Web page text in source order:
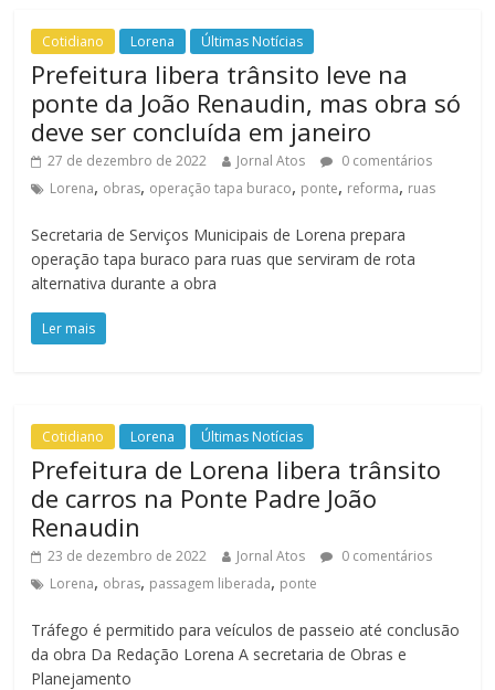
Cotidiano Lorena Últimas Notícias
Prefeitura libera trânsito leve na
ponte da João Renaudin, mas obra só
deve ser concluída em janeiro
27 de dezembro de 2022 Jornal Atos
0 comentários
Lorena, obras, operação tapa buraco, ponte, reforma, ruas
Secretaria de Serviços Municipais de Lorena prepara
operação tapa buraco para ruas que serviram de rota
alternativa durante a obra
Ler mais
Cotidiano Lorena Últimas Notícias
Prefeitura de Lorena libera trânsito
de carros na Ponte Padre João
Renaudin
23 de dezembro de 2022 Jornal Atos
0 comentários
Lorena, obras, passagem liberada, ponte
Tráfego é permitido para veículos de passeio até conclusão
da obra Da Redação Lorena A secretaria de Obras e
Planejamento